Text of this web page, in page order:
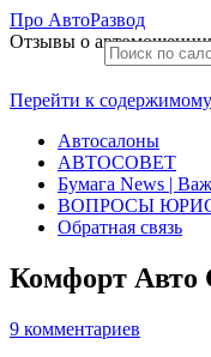
Про АвтоРазвод
Отзывы о
Перейти к содержимому
Автосалоны
АВТОСОВЕТ
Бумага News |
ВОПРОСЫ
Обратная связь
Комфорт
9 комментариев